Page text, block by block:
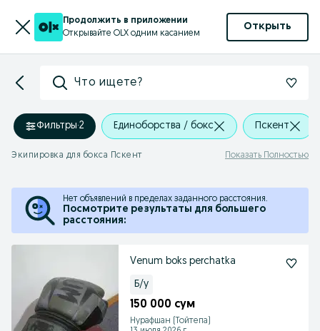
Продолжить в приложении
Открывайте OLX одним касанием
Открыть
Что ищете?
Фильтры·2 Единоборства / бокс Пскент
Экипировка для бокса Пскент Показать Полностью
Нет объявлений в пределах заданного расстояния.
Посмотрите результаты для большего
расстояния:
Venum boks perchatka
Б/у
150 000 сум
Нурафшан (Тойтепа)